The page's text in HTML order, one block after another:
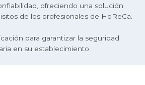
ofreciendo una solución
de los profesionales de HoReCa.
para garantizar la seguridad
en su establecimiento.